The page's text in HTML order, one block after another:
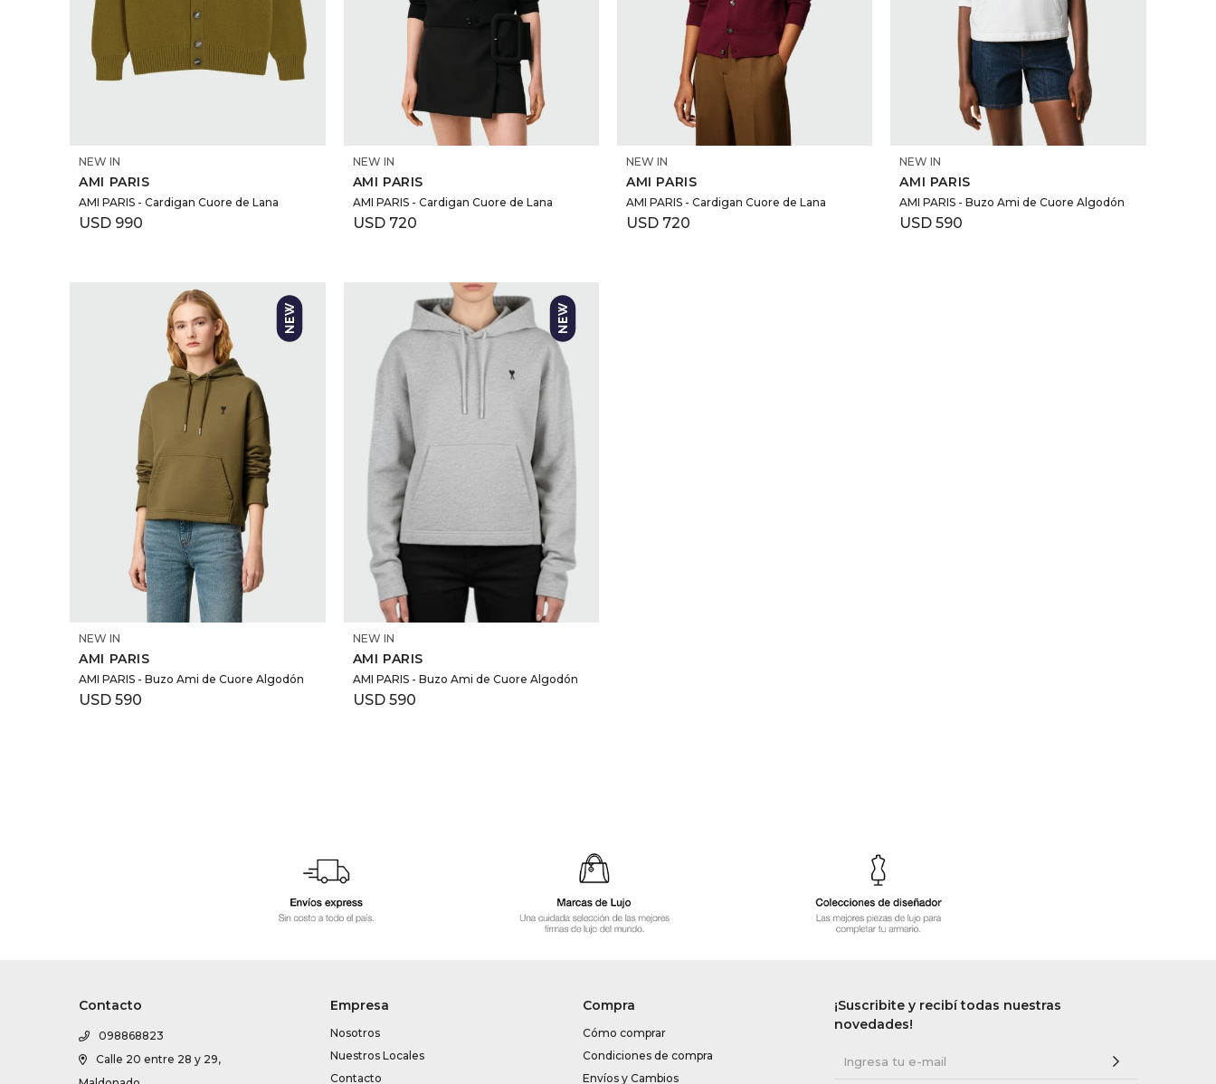
NEW IN
AMI PARIS
AMI PARIS - Cardigan Cuore de Lana
USD 990
SELECCIONAR TALLE
NEW IN
AMI PARIS
AMI PARIS - Cardigan Cuore de Lana
USD 720
SELECCIONAR TALLE
NEW IN
AMI PARIS
AMI PARIS - Cardigan Cuore de Lana
USD 720
SELECCIONAR TALLE
NEW IN
AMI PARIS
AMI PARIS - Buzo Ami de Cuore Algodón
USD 590
SELECCIONAR TALLE
NEW IN
AMI PARIS
AMI PARIS - Buzo Ami de Cuore Algodón
USD 590
SELECCIONAR TALLE
NEW IN
AMI PARIS
AMI PARIS - Buzo Ami de Cuore Algodón
USD 590
Contacto
098868823
Calle 20 entre 28 y 29,
Empresa
Nosotros
Nuestros Locales
Contacto
Compra
Cómo comprar
Condiciones de compra
Envíos y Cambios
¡Suscribite y recibí todas nuestras
novedades!